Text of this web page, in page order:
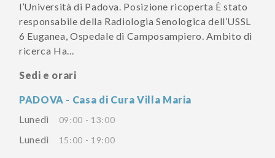
l’Università di Padova. Posizione ricoperta È stato
responsabile della Radiologia Senologica dell’USSL
6 Euganea, Ospedale di Camposampiero. Ambito di
ricerca Ha...
Sedi e orari
PADOVA - Casa di Cura Villa Maria
Lunedì
09:00 - 13:00
Lunedì 15:00 - 19:00